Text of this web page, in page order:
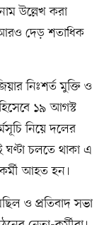
উল্লেখ করা
দেড় শতাধিক
নিঃশর্ত মুক্তি ও
১৯ আগস্ট
নিয়ে দলের
ঘণ্টা চলতে থাকা এ
আহত হন।
ও প্রতিবাদ সভা